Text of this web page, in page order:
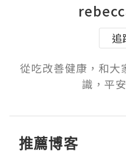
追
從吃改善健康，和大
識，平
推薦博客